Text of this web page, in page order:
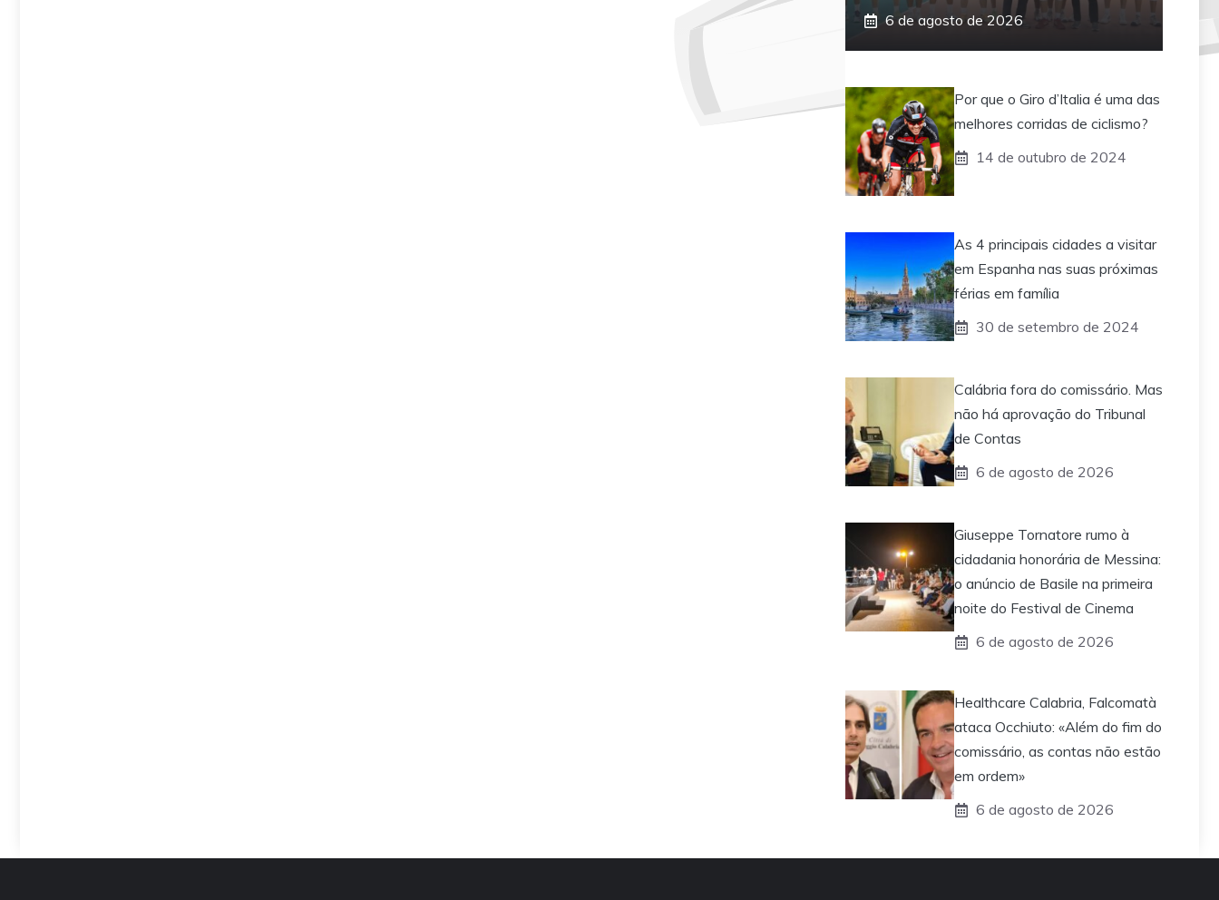
6 de agosto de 2026
Por que o Giro d’Italia é uma das
melhores corridas de ciclismo?
14 de outubro de 2024
As 4 principais cidades a visitar
em Espanha nas suas próximas
férias em família
30 de setembro de 2024
Calábria fora do comissário. Mas
não há aprovação do Tribunal
de Contas
6 de agosto de 2026
Giuseppe Tornatore rumo à
cidadania honorária de Messina:
o anúncio de Basile na primeira
noite do Festival de Cinema
6 de agosto de 2026
Healthcare Calabria, Falcomatà
ataca Occhiuto: «Além do fim do
comissário, as contas não estão
em ordem»
6 de agosto de 2026